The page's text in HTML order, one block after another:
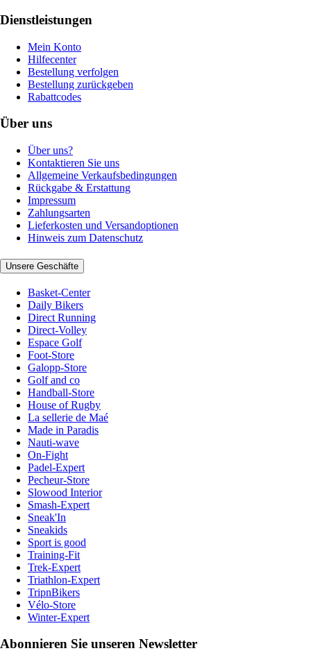
Dienstleistungen
Mein Konto
Hilfecenter
Bestellung verfolgen
Bestellung zurückgeben
Rabattcodes
Über uns
Über uns?
Kontaktieren Sie uns
Allgemeine Verkaufsbedingungen
Rückgabe & Erstattung
Impressum
Zahlungsarten
Lieferkosten und Versandoptionen
Hinweis zum Datenschutz
Unsere Geschäfte
Basket-Center
Daily Bikers
Direct Running
Direct-Volley
Espace Golf
Foot-Store
Galopp-Store
Golf and co
Handball-Store
House of Rugby
La sellerie de Maé
Made in Paradis
Nauti-wave
On-Fight
Padel-Expert
Pecheur-Store
Slowood Interior
Smash-Expert
Sneak'In
Sneakids
Sport is good
Training-Fit
Trek-Expert
Triathlon-Expert
TripnBikers
Vélo-Store
Winter-Expert
Abonnieren Sie unseren Newsletter